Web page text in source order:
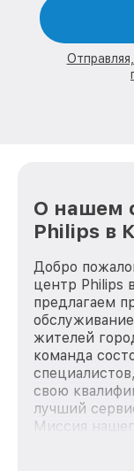
О нашем
Philips в
Добро
центр Philips
предлагаем
жителей
команда
свою
лучший
Миссия
каждого